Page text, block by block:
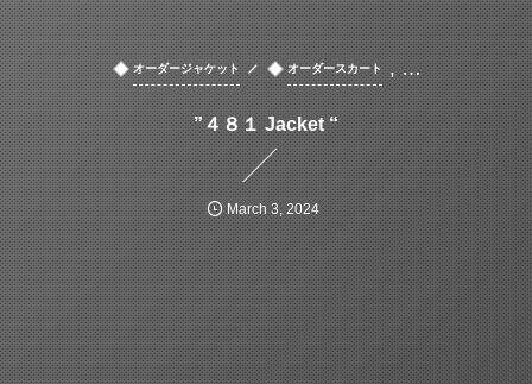
オーダージャケット オーダースカート , …
”４８１ Jacket “
March 3 2024